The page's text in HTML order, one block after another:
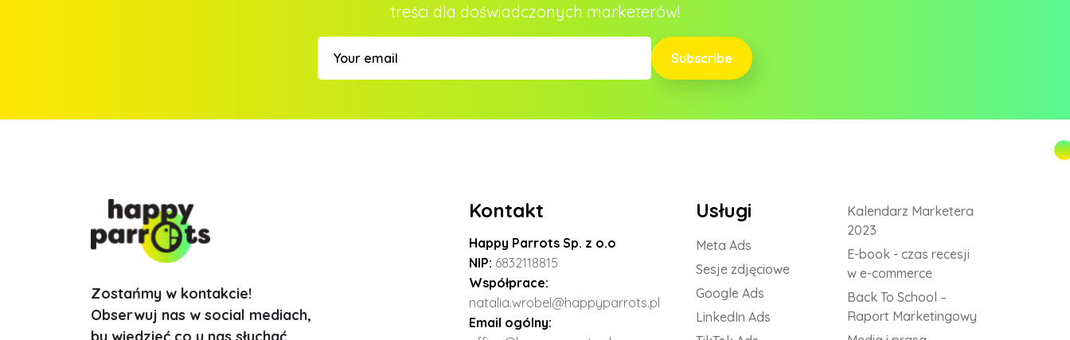
treści dla doświadczonych marketerów!
Subscribe
Zostańmy w kontakcie!
Obserwuj nas w social mediach,
by wiedzieć co u nas słychać.
Kontakt
Happy Parrots Sp. z o.o
NIP: 6832118815
Współprace:
natalia.wrobel@happyparrots.pl
Email ogólny:
Usługi
Meta Ads
Sesje zdjęciowe
Google Ads
LinkedIn Ads
Kalendarz Marketera
2023
E-book - czas recesji
w e-commerce
Back To School –
Raport Marketingowy